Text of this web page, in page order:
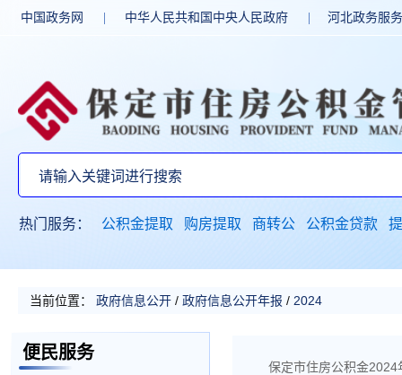
中国政务网 中华人民共和国中央人民政府 河北政务服
热门服务： 公积金提取 购房提取 商转公 公积金贷款
当前位置： 政府信息公开 / 政府信息公开年报 / 2024
便民服务
保定市住房公积金2024